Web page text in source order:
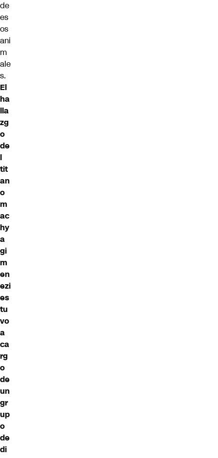
de
es
os
ani
m
ale
s.
El
ha
lla
zg
o
de
l
tit
an
o
m
ac
hy
a
gi
m
en
ezi
es
tu
vo
a
ca
rg
o
de
un
gr
up
o
de
di